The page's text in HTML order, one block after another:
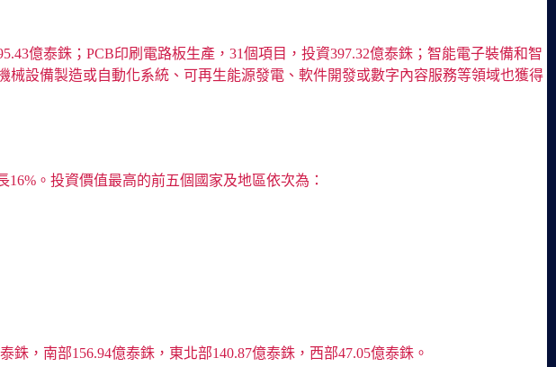
億泰銖；PCB印刷電路板生產，31個項目，投資397.32億泰銖；智能電子裝備和智
械設備製造或自動化系統、可再生能源發電、軟件開發或數字內容服務等領域也獲得
。投資價值最高的前五個國家及地區依次為：
，南部156.94億泰銖，東北部140.87億泰銖，西部47.05億泰銖。